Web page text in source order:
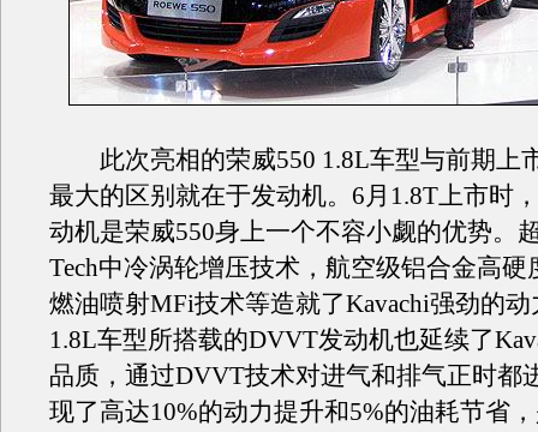
此次亮相的荣威550 1.8L车型与前期上
最大的区别就在于发动机。6月1.8T上市时
动机是荣威550身上一个不容小觑的优势。
Tech中冷涡轮增压技术，航空级铝合金高硬
燃油喷射MFi技术等造就了Kavachi强劲的
1.8L车型所搭载的DVVT发动机也延续了
品质，通过DVVT技术对进气和排气正时都
现了高达10%的动力提升和5%的油耗节省